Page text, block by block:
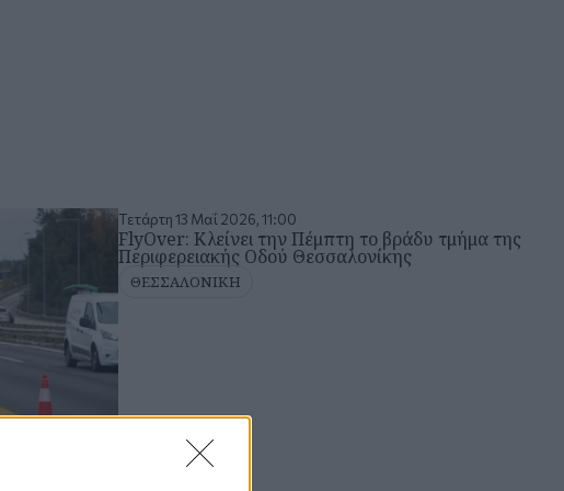
Τετάρτη 13 Μαΐ 2026, 11:00
FlyOver: Κλείνει την Πέμπτη το βράδυ τμήμα της
Περιφερειακής Οδού Θεσσαλονίκης
ΘΕΣΣΑΛΟΝΙΚΗ